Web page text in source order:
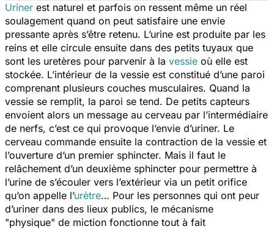
Uriner est naturel et parfois on ressent même un réel
soulagement quand on peut satisfaire une envie
pressante après s’être retenu. L’urine est produite par les
reins et elle circule ensuite dans des petits tuyaux que
sont les uretères pour parvenir à la vessie où elle est
stockée. L’intérieur de la vessie est constitué d’une paroi
comprenant plusieurs couches musculaires. Quand la
vessie se remplit, la paroi se tend. De petits capteurs
envoient alors un message au cerveau par l’intermédiaire
de nerfs, c’est ce qui provoque l’envie d’uriner. Le
cerveau commande ensuite la contraction de la vessie et
l’ouverture d’un premier sphincter. Mais il faut le
relâchement d’un deuxième sphincter pour permettre à
l’urine de s’écouler vers l’extérieur via un petit orifice
qu’on appelle l’urètre… Pour les personnes qui ont peur
d’uriner dans des lieux publics, le mécanisme
"physique" de miction fonctionne tout à fait